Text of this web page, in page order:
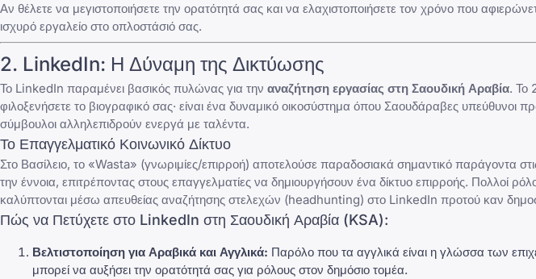
Αν θέλετε να μεγιστοποιήσετε την ορατότητά σας και να ελαχιστοποιήσετε τον χρόνο που
ισχυρό εργαλείο στο οπλοστάσιό σας.
2. LinkedIn: Η Δύναμη της Δικτύωσης
Το LinkedIn παραμένει βασικός πυλώνας για την αναζήτηση εργασίας στη Σαουδική Αραβία. Το
φιλοξενήσετε το βιογραφικό σας· είναι ένα δυναμικό οικοσύστημα όπου Σαουδάραβες υπεύθυνοι
σύμβουλοι αλληλεπιδρούν ενεργά με ταλέντα.
Το Επαγγελματικό Κοινωνικό Δίκτυο
Στο Βασίλειο, το «Wasta» (γνωριμίες/επιρροή) αποτελούσε παραδοσιακά σημαντικό παράγοντα
την έννοια, επιτρέποντας στους επαγγελματίες να δημιουργήσουν ένα δίκτυο επιρροής. Πολλοί
καλύπτονται μέσω απευθείας αναζήτησης στελεχών (headhunting) στο LinkedIn προτού καν
Πώς να Πετύχετε στο LinkedIn στη Σαουδική Αραβία (KSA):
Βελτιστοποίηση για Αραβικά και Αγγλικά: Παρόλο που τα αγγλικά είναι η γλώσσα των
μπορεί να αυξήσει την ορατότητά σας για ρόλους στον δημόσιο τομέα.